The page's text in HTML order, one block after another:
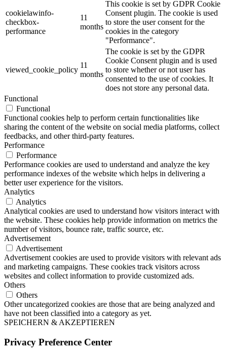
cookielawinfo-
checkbox-
performance
11
months
This cookie is set by GDPR Cookie
Consent plugin. The cookie is used
to store the user consent for the
cookies in the category
"Performance".
viewed_cookie_policy
11
months
The cookie is set by the GDPR
Cookie Consent plugin and is used
to store whether or not user has
consented to the use of cookies. It
does not store any personal data.
Functional
Functional
Functional cookies help to perform certain functionalities like
sharing the content of the website on social media platforms, collect
feedbacks, and other third-party features.
Performance
Performance
Performance cookies are used to understand and analyze the key
performance indexes of the website which helps in delivering a
better user experience for the visitors.
Analytics
Analytics
Analytical cookies are used to understand how visitors interact with
the website. These cookies help provide information on metrics the
number of visitors, bounce rate, traffic source, etc.
Advertisement
Advertisement
Advertisement cookies are used to provide visitors with relevant ads
and marketing campaigns. These cookies track visitors across
websites and collect information to provide customized ads.
Others
Others
Other uncategorized cookies are those that are being analyzed and
have not been classified into a category as yet.
SPEICHERN & AKZEPTIEREN
Privacy Preference Center